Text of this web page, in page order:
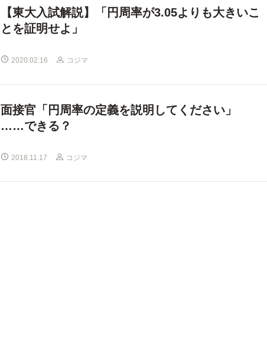
【東大入試解説】「円周率が3.05よりも大きいこ
とを証明せよ」
2020.02.16 コジマ
面接官「円周率の定義を説明してください」
……できる？
2018.11.17 コジマ